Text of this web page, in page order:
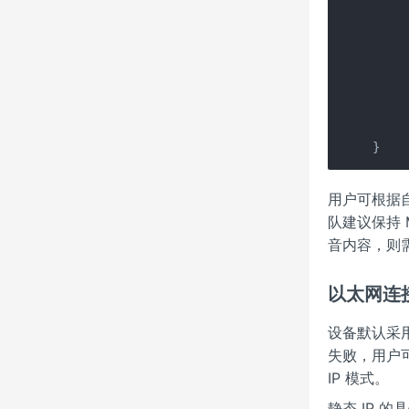
}
用户可根据
队建议保持
音内容，则
以太网连
设备默认采
失败，用户
IP 模式。